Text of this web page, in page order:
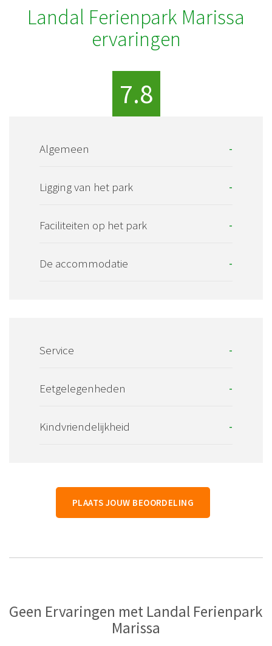
Landal Ferienpark Marissa
ervaringen
7.8
Algemeen -
Ligging van het park -
Faciliteiten op het park -
De accommodatie -
Service -
Eetgelegenheden -
Kindvriendelijkheid -
PLAATS JOUW BEOORDELING
Geen Ervaringen met Landal Ferienpark
Marissa